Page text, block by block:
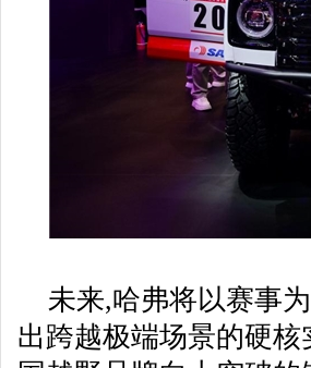
未来,哈弗将以赛事
出跨越极端场景的硬